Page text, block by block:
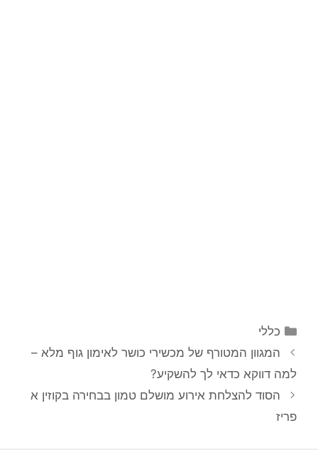
קטגוריות
כללי
ניווט
פוסטים
המגוון המטורף של מכשירי כושר לאימון גוף מלא –
למה דווקא כדאי לך להשקיע?
הסוד להצלחת אירוע מושלם טמון בבחירה בקוזין א
פריז